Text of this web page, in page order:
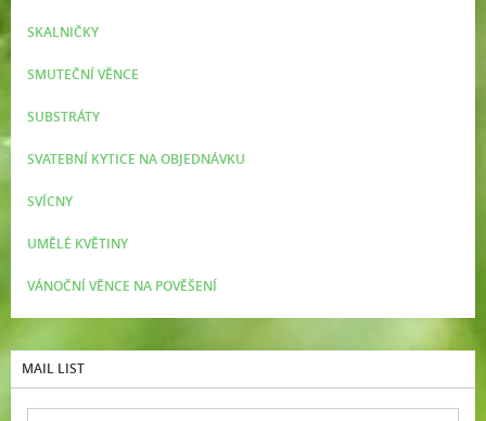
SKALNIČKY
SMUTEČNÍ VĚNCE
SUBSTRÁTY
SVATEBNÍ KYTICE NA OBJEDNÁVKU
SVÍCNY
UMĚLÉ KVĚTINY
VÁNOČNÍ VĚNCE NA POVĚŠENÍ
MAIL LIST